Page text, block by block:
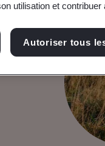
utilisation et
Autoriser tous